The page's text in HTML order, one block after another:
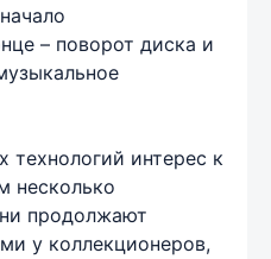
– поворот диска и
интерес к
несколько
продолжают
у коллекционеров,